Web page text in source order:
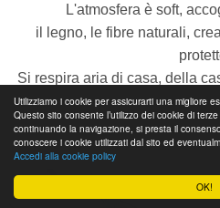
OK!
Utilizziamo i cookie per assicurarti una migliore
Questo sito consente l’utilizzo dei cookie di
continuando la navigazione, si presta il
conoscere i cookie utilizzati dal sito ed
Accedi alla cookie policy
L'atmosfera è soft,
il legno, le fibre naturali,
Si respira aria di casa, della
ha nel
La casa si